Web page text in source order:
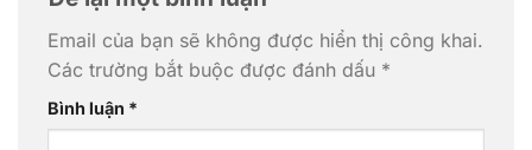
Email của bạn sẽ không được hiển thị công khai.
Các trường bắt buộc được đánh dấu *
Bình luận *